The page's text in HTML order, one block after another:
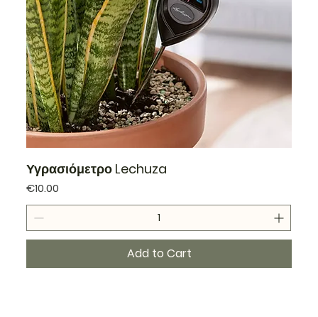
Υγρασιόμετρο Lechuza
Price
€10.00
Add to Cart